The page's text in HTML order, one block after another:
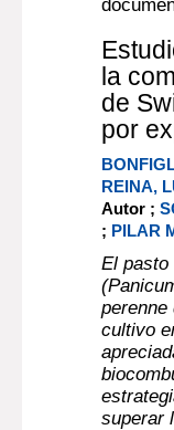
la
de
por
REINA,
Autor ;
; PILAR
El
perenne
cultivo
superar